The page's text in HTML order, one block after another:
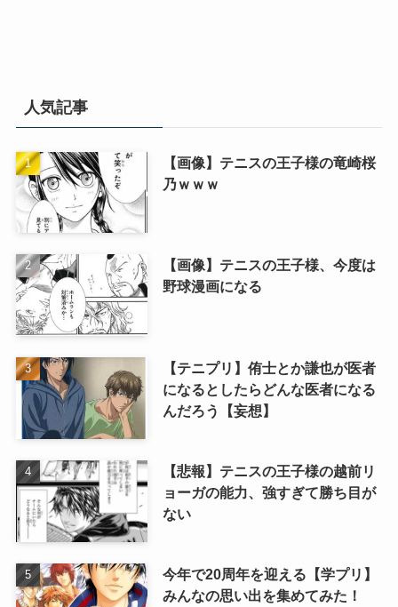
人気記事
【画像】テニスの王子様の竜崎桜
乃ｗｗｗ
【画像】テニスの王子様、今度は
野球漫画になる
【テニプリ】侑士とか謙也が医者
になるとしたらどんな医者になる
んだろう【妄想】
【悲報】テニスの王子様の越前リ
ョーガの能力、強すぎて勝ち目が
ない
今年で20周年を迎える【学プリ】
みんなの思い出を集めてみた！